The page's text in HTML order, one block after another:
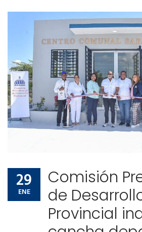
29
ENE
Comisión
de
Provincial